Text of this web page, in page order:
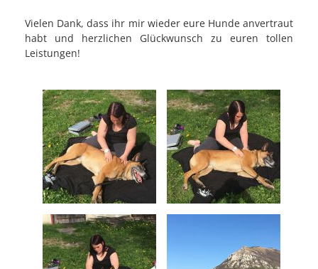
Vielen Dank, dass ihr mir wieder eure Hunde anvertraut
habt und herzlichen Glückwunsch zu euren tollen
Leistungen!